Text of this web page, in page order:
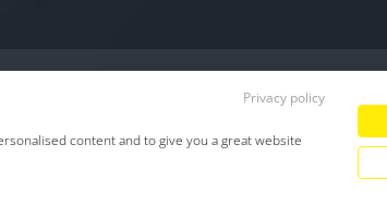
Privacy policy
content and to give you a great website